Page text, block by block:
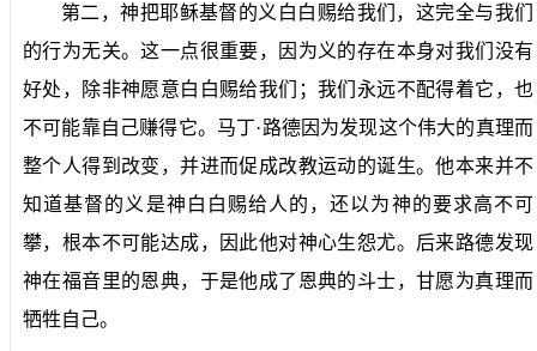
第二，神把耶稣基督的义白白赐给我们，这完全与我们
的行为无关。这一点很重要，因为义的存在本身对我们没有
好处，除非神愿意白白赐给我们；我们永远不配得着它，也
不可能靠自己赚得它。马丁·路德因为发现这个伟大的真理而
整个人得到改变，并进而促成改教运动的诞生。他本来并不
知道基督的义是神白白赐给人的，还以为神的要求高不可
攀，根本不可能达成，因此他对神心生怨尤。后来路德发现
神在福音里的恩典，于是他成了恩典的斗士，甘愿为真理而
牺牲自己。